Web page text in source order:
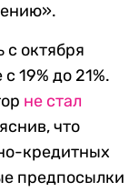
с октября
с 19% до 21%.
не стал
что
кредитных
предпосылки